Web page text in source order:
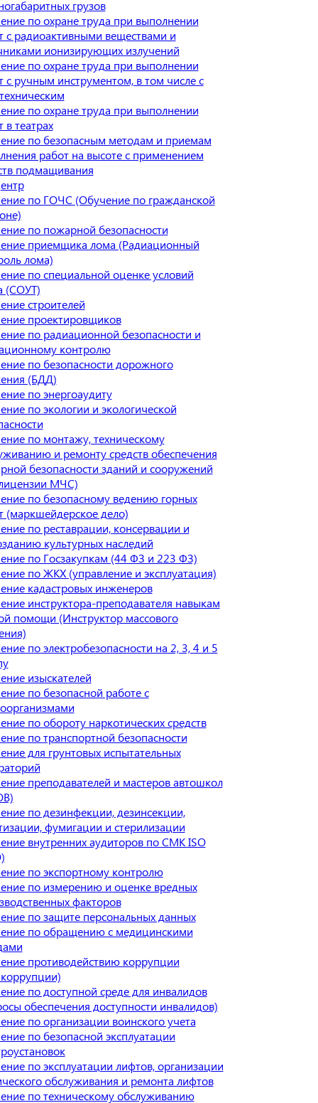
грузов
по охране труда при выполнении
с радиоактивными веществами и
ионизирующих излучений
по охране труда при выполнении
с ручным инструментом, в том числе с
по охране труда при выполнении
в театрах
по безопасным методам и приемам
работ на высоте с применением
подмащивания
по ГОЧС (Обучение по гражданской
по пожарной безопасности
приемщика лома (Радиационный
лома)
по специальной оценке условий
(СОУТ)
строителей
проектировщиков
по радиационной безопасности и
контролю
по безопасности дорожного
(БДД)
по энергоаудиту
по экологии и экологической
по монтажу, техническому
и ремонту средств обеспечения
безопасности зданий и сооружений
МЧС)
по безопасному ведению горных
(маркшейдерское дело)
по реставрации, консервации и
культурных наследий
по Госзакупкам (44 ФЗ и 223 ФЗ)
по ЖКХ (управление и эксплуатация)
кадастровых инженеров
инструктора-преподавателя навыкам
помощи (Инструктор массового
по электробезопасности на 2, 3, 4 и 5
изыскателей
по безопасной работе с
по обороту наркотических средств
по транспортной безопасности
для грунтовых испытательных
преподавателей и мастеров автошкол
по дезинфекции, дезинсекции,
фумигации и стерилизации
внутренних аудиторов по СМК ISO
по экспортному контролю
по измерению и оценке вредных
факторов
по защите персональных данных
по обращению с медицинскими
противодействию коррупции
по доступной среде для инвалидов
обеспечения доступности инвалидов)
по организации воинского учета
по безопасной эксплуатации
по эксплуатации лифтов, организации
обслуживания и ремонта лифтов
по техническому обслуживанию